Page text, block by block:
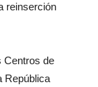
reinserción
Centros de
República